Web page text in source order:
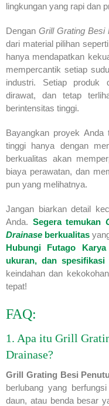
lingkungan yang rapi dan
Dengan Grill Grating Besi
dari material pilihan
hanya mendapatkan
mempercantik setiap
industri. Setiap produk
dirawat, dan tetap
berintensitas tinggi.
Bayangkan proyek Anda
tinggi hanya dengan
berkualitas akan
biaya perawatan, dan
pun yang melihatnya.
Jangan biarkan detail
Anda. Segera temukan
Drainase berkualitas
Hubungi Futago
ukuran, dan spesifikasi
keindahan dan
tepat!
FAQ:
1. Apa itu Grill
Drainase?
Grill Grating Besi
berlubang yang
daun, atau benda besar